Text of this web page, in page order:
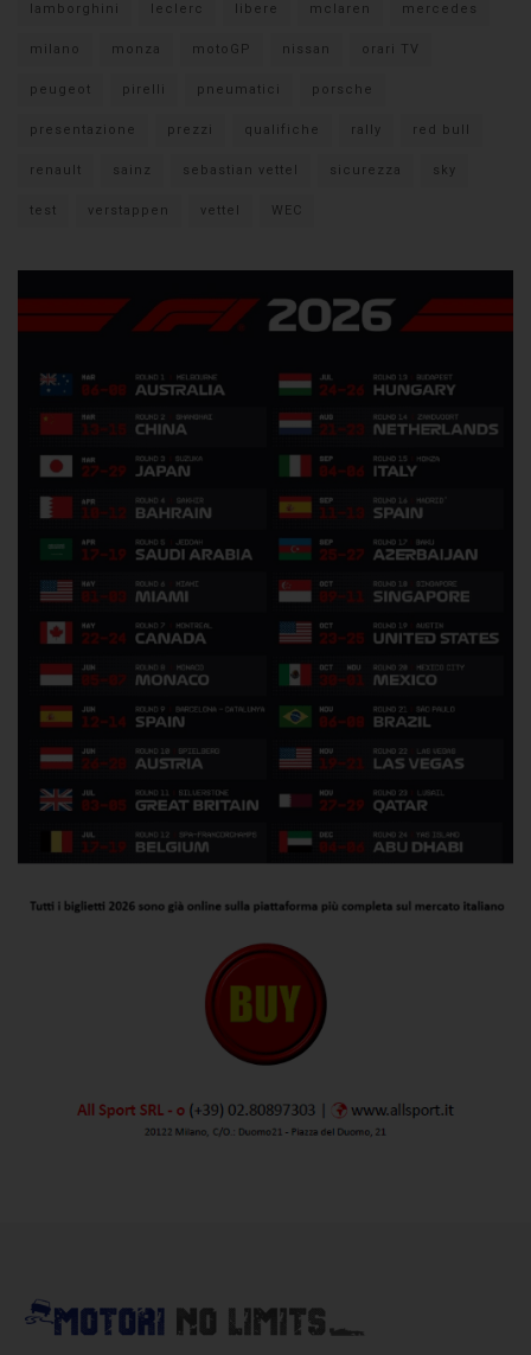
lamborghini leclerc libere mclaren mercedes
milano monza motoGP nissan orari TV
peugeot pirelli pneumatici porsche
presentazione prezzi qualifiche rally red bull
renault sainz sebastian vettel sicurezza sky
test verstappen vettel WEC